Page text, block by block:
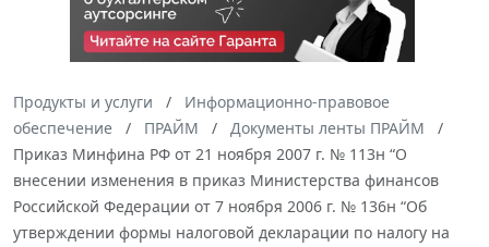
Продукты и услуги
Информационно-правовое
обеспечение
ПРАЙМ
Документы ленты ПРАЙМ
Приказ Минфина РФ от 21 ноября 2007 г. № 113н “О
внесении изменения в приказ Министерства финансов
Российской Федерации от 7 ноября 2006 г. № 136н “Об
утверждении формы налоговой декларации по налогу на